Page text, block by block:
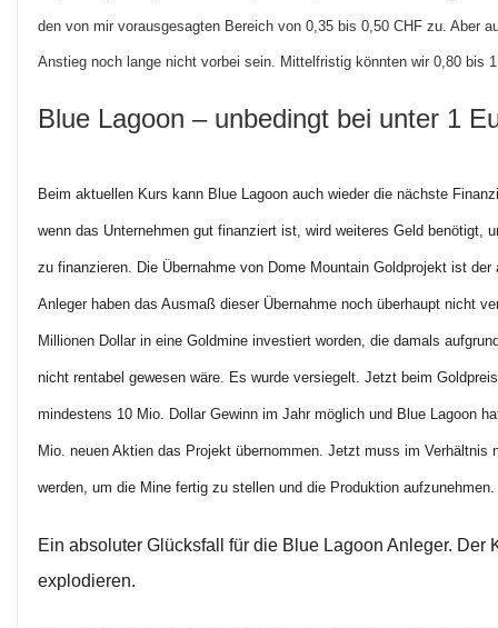
den von mir vorausgesagten Bereich von 0,35 bis 0,50 CHF zu. Aber
Anstieg noch lange nicht vorbei sein. Mittelfristig könnten wir 0,80 bis
Blue Lagoon – unbedingt bei unter 1
Beim aktuellen Kurs kann Blue Lagoon auch wieder die nächste
wenn das Unternehmen gut finanziert ist, wird weiteres Geld benötigt,
zu finanzieren. Die Übernahme von Dome Mountain Goldprojekt ist
Anleger haben das Ausmaß dieser Übernahme noch überhaupt nicht
Millionen Dollar in eine Goldmine investiert worden, die damals
nicht rentabel gewesen wäre. Es wurde versiegelt. Jetzt beim
mindestens 10 Mio. Dollar Gewinn im Jahr möglich und Blue Lagoon
Mio. neuen Aktien das Projekt übernommen. Jetzt muss im Verhältnis
werden, um die Mine fertig zu stellen und die Produktion aufzunehmen.
Ein absoluter Glücksfall für die Blue Lagoon Anleger. Der
explodieren.